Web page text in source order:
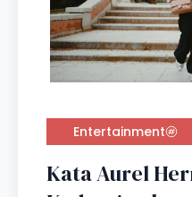
Entertainment
Kata Aurel